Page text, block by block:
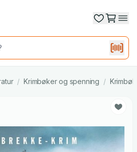
/ Krimbøker og spenning /